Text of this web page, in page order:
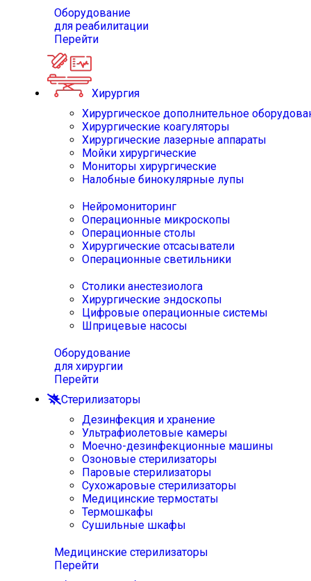
Оборудование
для реабилитации
Перейти
Хирургия
Хирургическое дополнительное
Хирургические коагуляторы
Хирургические лазерные аппараты
Мойки хирургические
Мониторы хирургические
Налобные бинокулярные лупы
Нейромониторинг
Операционные микроскопы
Операционные столы
Хирургические отсасыватели
Операционные светильники
Столики анестезиолога
Хирургические эндоскопы
Цифровые операционные системы
Шприцевые насосы
Оборудование
для хирургии
Перейти
Стерилизаторы
Дезинфекция и хранение
Ультрафиолетовые камеры
Моечно-дезинфекционные машины
Озоновые стерилизаторы
Паровые стерилизаторы
Сухожаровые стерилизаторы
Медицинские термостаты
Термошкафы
Сушильные шкафы
Медицинские стерилизаторы
Перейти